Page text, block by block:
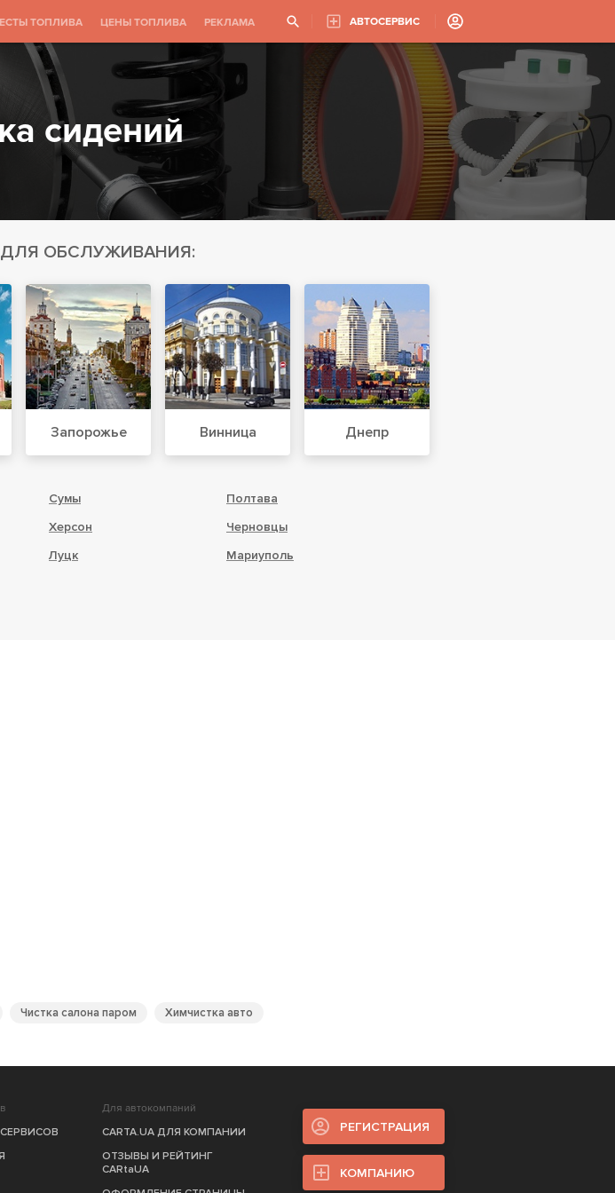
ТОПЛИВА ЦЕНЫ ТОПЛИВА РЕКЛАМА АВТОСЕРВИС
сидений
ОБСЛУЖИВАНИЯ:
Запорожье Винница Днепр
Сумы
Полтава
Херсон
Черновцы
Луцк
Мариуполь
Чистка салона паром Химчистка авто
Для автокомпаний
CARTA.UA ДЛЯ КОМПАНИИ
ОТЗЫВЫ И РЕЙТИНГ
CARtaUA
РЕГИСТРАЦИЯ
КОМПАНИЮ